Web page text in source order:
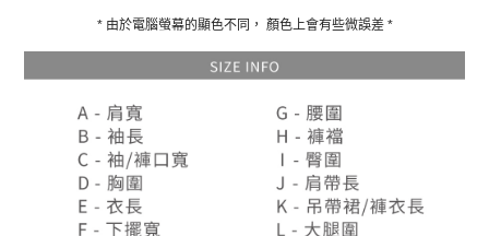
* 由於電腦螢幕的顯色不同， 顏色上會有些微誤差 *